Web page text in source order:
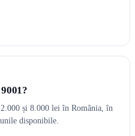
și 8.000 lei în România, în
disponibile.